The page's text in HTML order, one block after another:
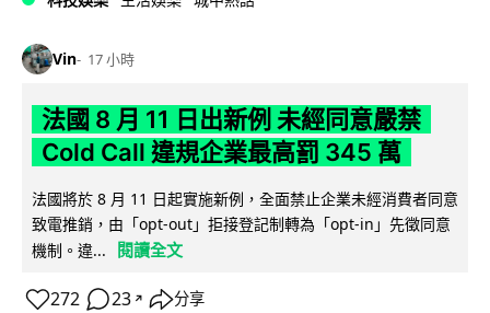
Vin 17 小時
法國 8 月 11 日出新例 未經同意嚴禁
Cold Call 違規企業最高罰 345 萬
法國將於 8 月 11 日起實施新例，全面禁止企業未經消費者同意
致電推銷，由「opt-out」拒接登記制轉為「opt-in」先徵同意
機制。違...
閱讀全文
272 23 ↗ 分享